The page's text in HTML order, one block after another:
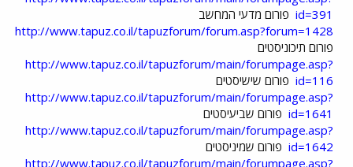
id=391 פורום מדעי המחשב
http://www.tapuz.co.il/tapuzforum/forum.asp?forum=1428
פורום תיכוניסטים
http://www.tapuz.co.il/tapuzforum/main/forumpage.asp?
id=116 פורום שישיסטים
http://www.tapuz.co.il/tapuzforum/main/forumpage.asp?
id=1641 פורום שביעיסטים
http://www.tapuz.co.il/tapuzforum/main/forumpage.asp?
id=1642 פורום שמיניסטים
http://www.tapuz.co.il/tapuzforum/main/forumpage.asp?